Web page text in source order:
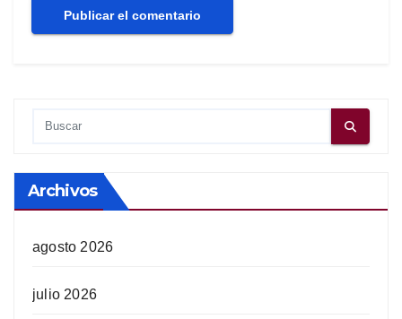
Archivos
agosto 2026
julio 2026